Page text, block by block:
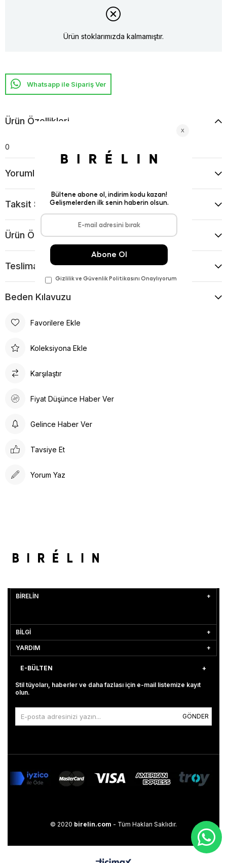
Ürün stoklarımızda kalmamıştır.
Whatsapp ile Sipariş Ver
Ürün Özellikleri
0
Yorumlar
Taksit Seçenekleri
Ürün Önerileri
Teslimat Ve İade Koşulları
Beden Kılavuzu
Favorilere Ekle
Koleksiyona Ekle
Karşılaştır
Fiyat Düşünce Haber Ver
Gelince Haber Ver
Tavsiye Et
Yorum Yaz
BİRELİN
BİLGİ
YARDIM
E-BÜLTEN
Stil tüyoları, haberler ve daha fazlası için e-mail listemize kayıt
olun.
GÖNDER
© 2020 birelin.com - Tüm Hakları Saklıdır.